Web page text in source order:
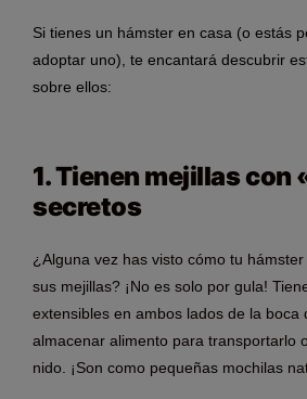
Si tienes un hámster en casa (o estás
adoptar uno), te encantará descubrir
sobre ellos:
1. Tienen mejillas
secretos
¿Alguna vez has visto cómo tu
sus mejillas? ¡No es solo por gula!
extensibles en ambos lados de la boca
almacenar alimento para transportarlo
nido. ¡Son como pequeñas mochilas